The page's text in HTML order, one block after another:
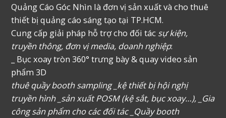
Quảng Cáo Góc Nhìn là đơn vị sản xuất và cho thuê
thiết bị quảng cáo sáng tạo tại TP.HCM.
Cung cấp giải pháp hỗ trợ cho đối tác sự kiện,
truyền thông, đơn vị media, doanh nghiệp:
_ Bục xoay tròn 360° trưng bày & quay video sản
phẩm 3D
thuê quầy booth sampling _kệ thiết bị hội nghị
truyền hình _sản xuất POSM (kệ sắt, bục xoay…), _Gia
công sản phẩm cho các đối tác _Quầy booth